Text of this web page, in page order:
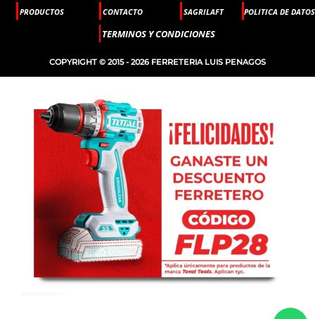
PRODUCTOS CONTACTO SAGRILAFT POLITICA DE DATOS
TERMINOS Y CONDICIONES
COPYRIGHT © 2015 - 2026 FERRETERIA LUIS PENAGOS